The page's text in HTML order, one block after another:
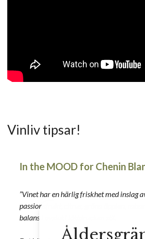
Vinliv tipsar!
In the MOOD for Chenin
”Vinet har en härlig friskhet med inslag
passionsfrukt, citrus, gröna äpplen,
balans i avslut i lättdrucken stil.